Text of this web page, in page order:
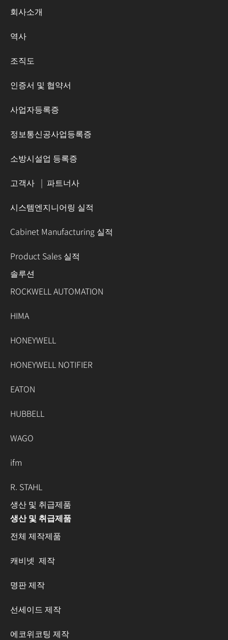
회사소개
역사
조직도
인증서 및 협약서
사업자등록증
정보통신공사업등록증
소방시설업 등록증
고객사 | 파트너사
시스템엔지니어링 실적
Cabinet Manufacturing 실적
Product Sales 실적
솔루션
ROCKWELL AUTOMATION
HIMA
HONEYWELL
HONEYWELL NOTIFIER
EATON
HUBBELL
WAGO
ifm
R. STAHL
생산 및 취급제품
생산 및 취급제품
전체 제작제품
캐비넷 제작
명판 제작
선세이드 제작
에코위코팅 제작